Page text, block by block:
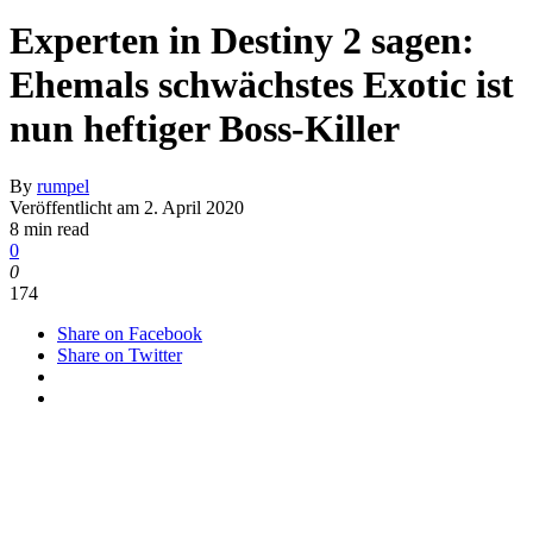
Experten in Destiny 2 sagen:
Ehemals schwächstes Exotic ist
nun heftiger Boss-Killer
By rumpel
Veröffentlicht am 2. April 2020
8 min read
0
0
174
Share on Facebook
Share on Twitter